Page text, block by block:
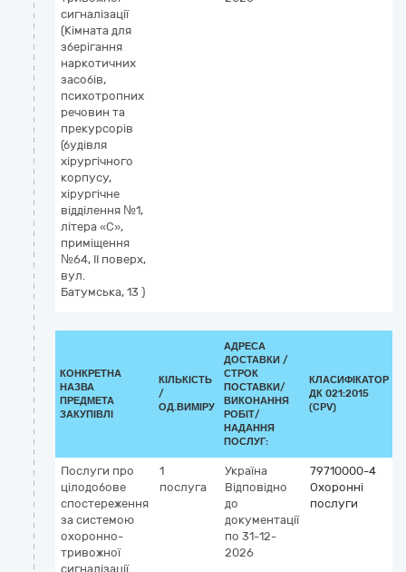
сигналізації
(Кімната для
зберігання
наркотичних
засобів,
психотропних
речовин та
прекурсорів
(будівля
хірургічного
корпусу,
хірургічне
відділення №1,
літера «С»,
приміщення
№64, ІІ поверх,
вул.
Батумська, 13 )
КОНКРЕТНА
НАЗВА
ПРЕДМЕТА
ЗАКУПІВЛІ
КІЛЬКІСТЬ
/
ОД.ВИМІРУ
АДРЕСА
ДОСТАВКИ /
СТРОК
ПОСТАВКИ/
ВИКОНАННЯ
РОБІТ/
НАДАННЯ
ПОСЛУГ:
КЛАСИФІКАТОР
ДК 021:2015
(CPV)
Послуги про
цілодобове
спостереження
за системою
охоронно-
тривожної
сигналізації
1
послуга
Україна
Відповідно
до
документації
по 31-12-
2026
79710000-4
Охоронні
послуги